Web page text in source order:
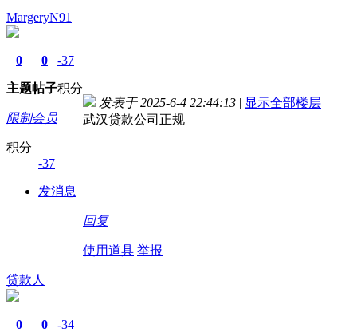
MargeryN91
0
主题
0
帖子
-37
积分
限制会员
积分
-37
发消息
发表于 2025-6-4 22:44:13 | 显示全部楼层
武汉贷款公司正规
回复
使用道具 举报
贷款人
0 0 -34